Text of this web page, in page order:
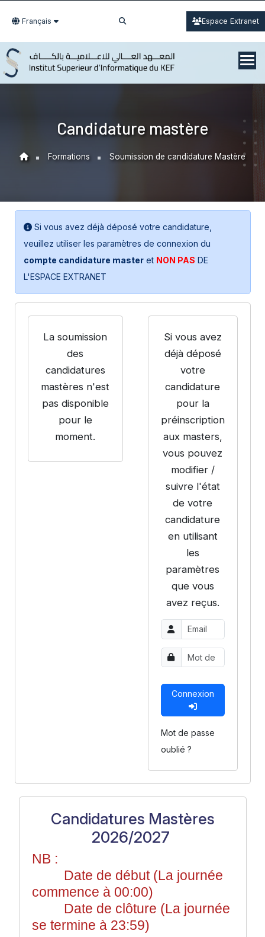
Français Espace Extranet
Candidature mastère
Formations Soumission de candidature Mastère
Si vous avez déjà déposé votre candidature,
veuillez utiliser les paramètres de connexion du
compte candidature masteret NON PAS DE
L'ESPACE EXTRANET
La soumission
des
candidatures
mastères n'est
pas disponible
pour le
moment.
Si vous avez
déjà déposé
votre
candidature
pour la
préinscription
aux masters,
vous pouvez
modifier /
suivre l'état
de votre
candidature
en utilisant
les
paramètres
que vous
avez reçus.
Mot de passe
oublié ?
Candidatures Mastères
2026/2027
NB :
Date de début (La journée
commence à 00:00)
Date de clôture (La journée
se termine à 23:59)